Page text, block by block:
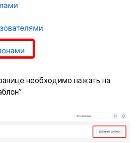
необходимо нажать на